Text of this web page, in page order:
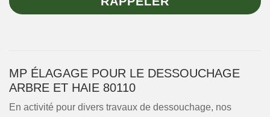
MP ÉLAGAGE POUR LE DESSOUCHAGE
ARBRE ET HAIE 80110
En activité pour divers travaux de dessouchage, nos